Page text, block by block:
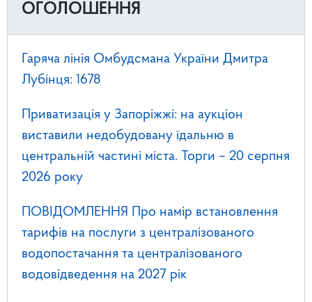
ОГОЛОШЕННЯ
Гаряча лінія Омбудсмана України Дмитра
Лубінця: 1678
Приватизація у Запоріжжі: на аукціон
виставили недобудовану їдальню в
центральній частині міста. Торги – 20 серпня
2026 року
ПОВІДОМЛЕННЯ Про намір встановлення
тарифів на послуги з централізованого
водопостачання та централізованого
водовідведення на 2027 рік